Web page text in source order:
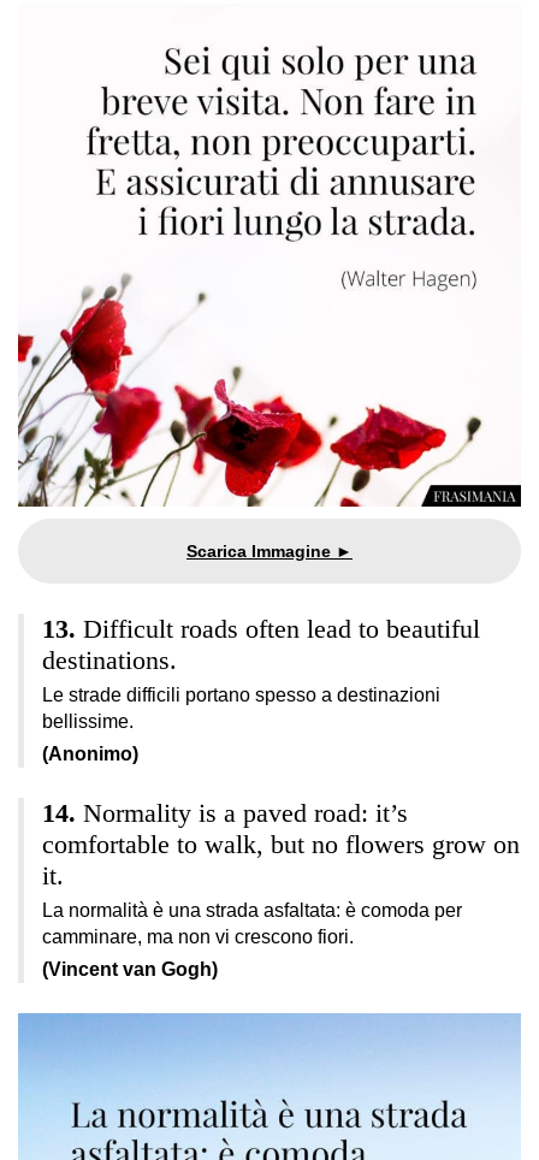
Difficult roads often lead to beautiful
destinations.
Le strade difficili portano spesso a destinazioni
bellissime.
(Anonimo)
Normality is a paved road: it’s
comfortable to walk, but no flowers grow on
it.
La normalità è una strada asfaltata: è comoda per
camminare, ma non vi crescono fiori.
(Vincent van Gogh)